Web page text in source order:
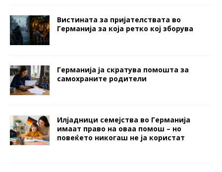
Вистината за пријателствата во
Германија за која ретко кој зборува
Германија ја скратува помошта за
самохраните родители
Илјадници семејства во Германија
имаат право на оваа помош – но
повеќето никогаш не ја користат